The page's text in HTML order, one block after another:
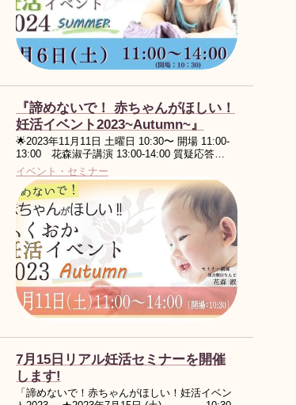
『諦めないで！ 赤ちゃんがほしい！
妊活イベント2023~Autumn~』
🌟2023年11月11日 土曜日 10:30〜 開場 11:00-
13:00 花森淑子講演 13:00-14:00 質疑応答…
イベント・セミナー
7月15日リアル妊活セミナーを開催
します!
「諦めないで！赤ちゃんがほしい！妊活イベン